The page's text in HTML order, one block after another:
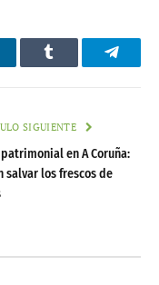
Tumblr
SIGUIENTE
en A Coruña:
salvar los frescos de